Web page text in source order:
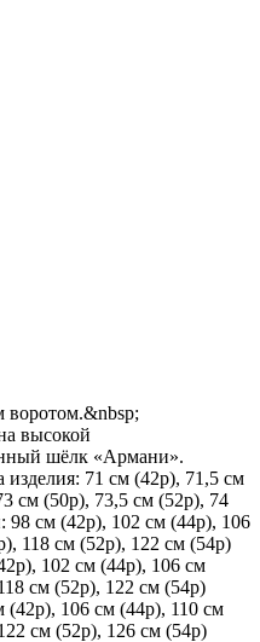
воротом.&nbsp;
высокой
шёлк «Армани».
71 см (42р), 71,5 см
см (50р), 73,5 см (52р), 74
98 см (42р), 102 см (44р), 106
118 см (52р), 122 см (54р)
102 см (44р), 106 см
см (52р), 122 см (54р)
(42р), 106 см (44р), 110 см
см (52р), 126 см (54р)